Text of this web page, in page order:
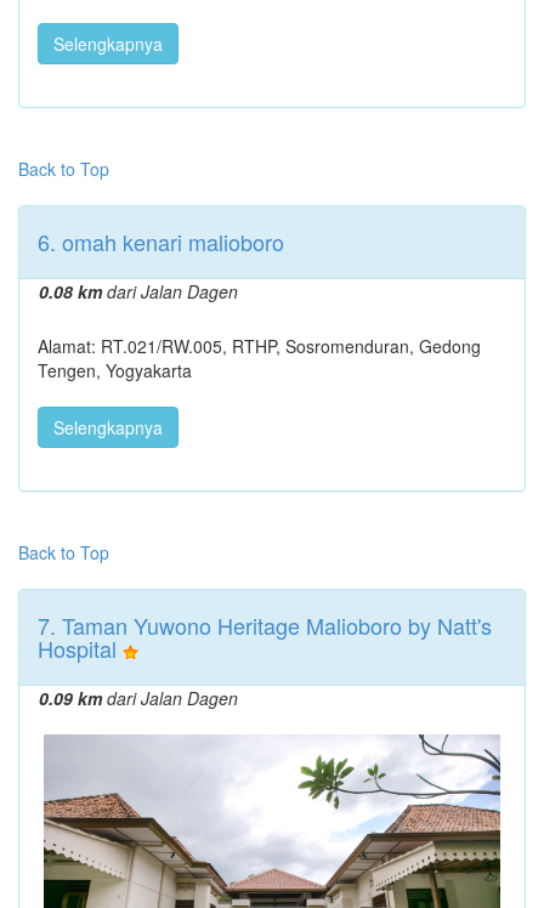
Selengkapnya
Back to Top
6. omah kenari malioboro
0.08 kmdari Jalan Dagen
Alamat: RT.021/RW.005, RTHP, Sosromenduran, Gedong
Tengen, Yogyakarta
Selengkapnya
Back to Top
7. Taman Yuwono Heritage Malioboro by Natt's
Hospital
0.09 kmdari Jalan Dagen